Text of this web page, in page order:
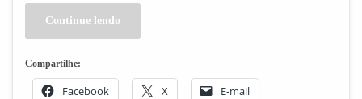
Continue lendo
Compartilhe:
Facebook X E-mail